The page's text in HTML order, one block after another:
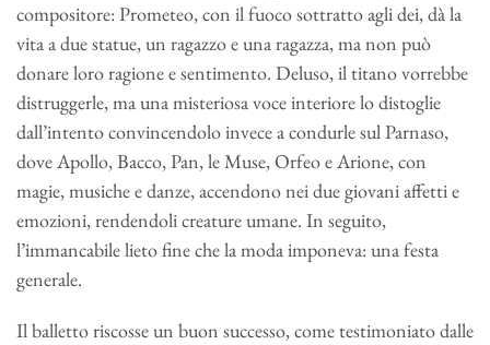
compositore: Prometeo, con il fuoco sottratto agli dei, dà la
vita a due statue, un ragazzo e una ragazza, ma non può
donare loro ragione e sentimento. Deluso, il titano vorrebbe
distruggerle, ma una misteriosa voce interiore lo distoglie
dall’intento convincendolo invece a condurle sul Parnaso,
dove Apollo, Bacco, Pan, le Muse, Orfeo e Arione, con
magie, musiche e danze, accendono nei due giovani affetti e
emozioni, rendendoli creature umane. In seguito,
l’immancabile lieto fine che la moda imponeva: una festa
generale.
Il balletto riscosse un buon successo, come testimoniato dalle